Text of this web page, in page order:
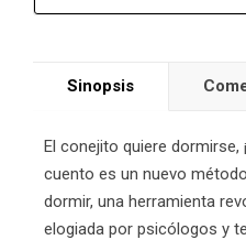
Sinopsis
El conejito quiere dormirse,
cuento es un nuevo
dormir, una herramienta
elogiada por psicólogos y